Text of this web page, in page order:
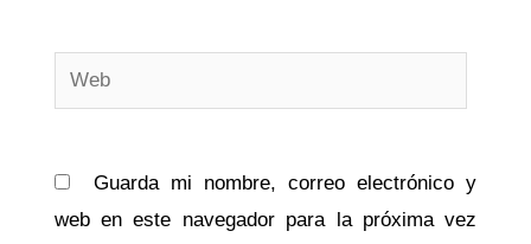
Web
Guarda mi nombre, correo electrónico y
web en este navegador para la próxima vez